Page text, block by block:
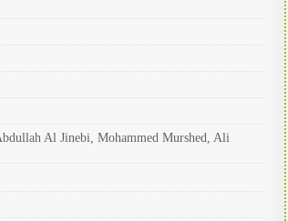
Al Jinebi, Mohammed Murshed, Ali